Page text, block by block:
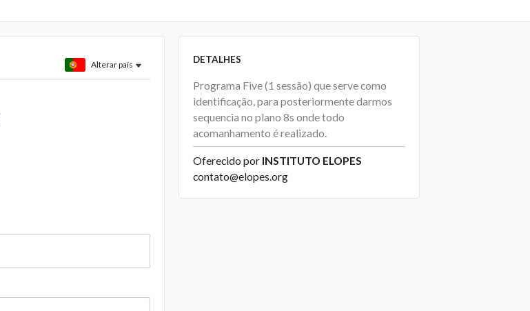
Alterar país DETALHES
Programa Five (1 sessão) que serve como
identificação, para posteriormente darmos
sequencia no plano 8s onde todo
acomanhamento é realizado.
Oferecido por INSTITUTO ELOPES
contato@elopes.org